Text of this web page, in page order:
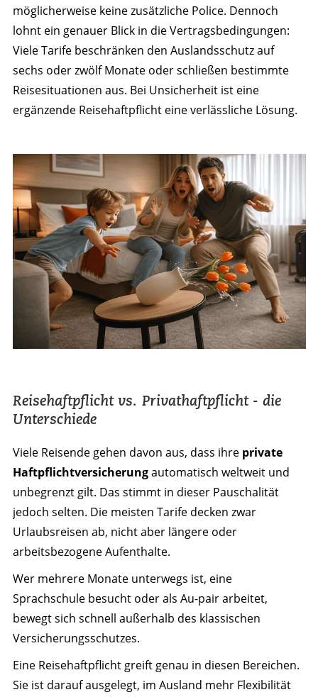
möglicherweise keine zusätzliche Police. Dennoch
lohnt ein genauer Blick in die Vertragsbedingungen:
Viele Tarife beschränken den Auslandsschutz auf
sechs oder zwölf Monate oder schließen bestimmte
Reisesituationen aus. Bei Unsicherheit ist eine
ergänzende Reisehaftpflicht eine verlässliche Lösung.
Reisehaftpflicht vs. Privathaftpflicht - die
Unterschiede
Viele Reisende gehen davon aus, dass ihre private
Haftpflichtversicherungautomatisch weltweit und
unbegrenzt gilt. Das stimmt in dieser Pauschalität
jedoch selten. Die meisten Tarife decken zwar
Urlaubsreisen ab, nicht aber längere oder
arbeitsbezogene Aufenthalte.
Wer mehrere Monate unterwegs ist, eine
Sprachschule besucht oder als Au-pair arbeitet,
bewegt sich schnell außerhalb des klassischen
Versicherungsschutzes.
Eine Reisehaftpflicht greift genau in diesen Bereichen.
Sie ist darauf ausgelegt, im Ausland mehr Flexibilität